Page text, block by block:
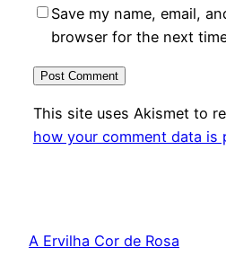
Save my name, email,
browser for the next
This site uses Akismet to
how your comment data is
A Ervilha Cor de Rosa